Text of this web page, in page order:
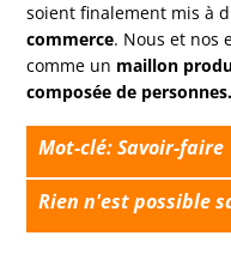
soient finalement mis à
commerce. Nous et nos
comme un maillon
composée de personnes.
Mot-clé: Savoir-faire
Rien n'est possible